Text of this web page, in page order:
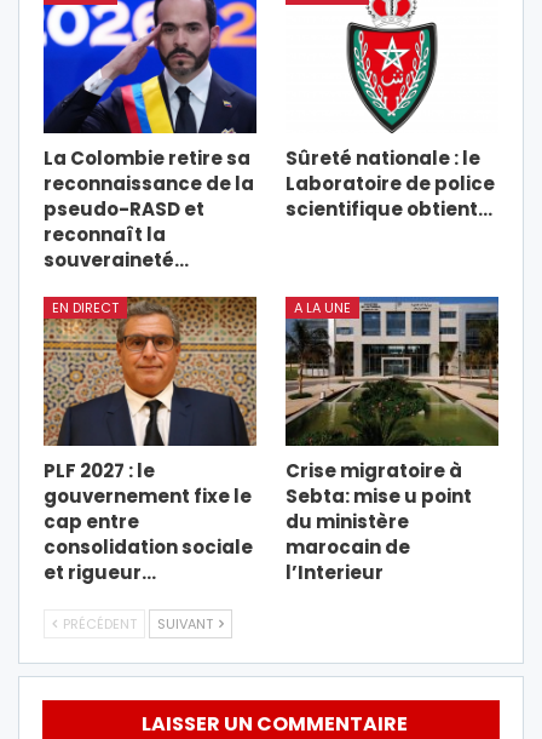
La Colombie retire sa
reconnaissance de la
pseudo-RASD et
reconnaît la
souveraineté…
Sûreté nationale : le
Laboratoire de police
scientifique obtient…
EN DIRECT
PLF 2027 : le
gouvernement fixe le
cap entre
consolidation sociale
et rigueur…
A LA UNE
Crise migratoire à
Sebta: mise u point
du ministère
marocain de
l’Interieur
PRÉCÉDENT SUIVANT
LAISSER UN COMMENTAIRE